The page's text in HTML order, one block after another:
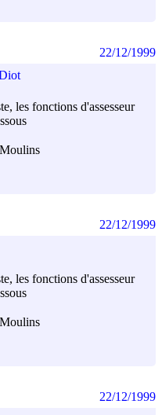
les fonctions d'assesseur
22/12/1999
les fonctions d'assesseur
22/12/1999
22/12/1999